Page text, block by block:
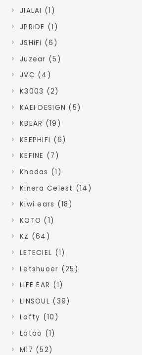
JIALAI (1)
JPRiDE (1)
JSHiFi (6)
Juzear (5)
JVC (4)
K3003 (2)
KAEI DESIGN (5)
KBEAR (19)
KEEPHIFI (6)
KEFINE (7)
Khadas (1)
Kinera Celest (14)
Kiwi ears (18)
KOTO (1)
KZ (64)
LETECIEL (1)
Letshuoer (25)
LIFE EAR (1)
LINSOUL (39)
Lofty (10)
Lotoo (1)
M17 (52)